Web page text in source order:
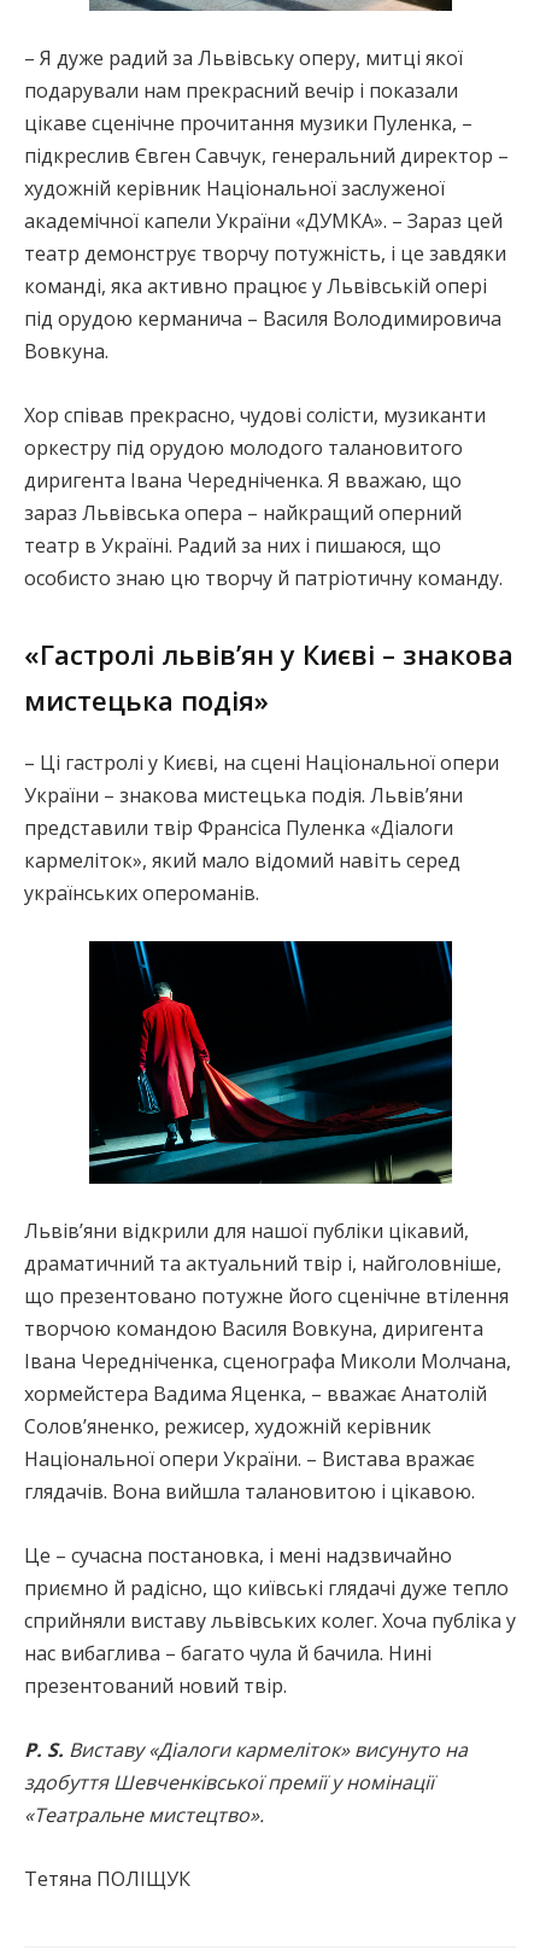
– Я дуже радий за Львівську оперу, митці якої
подарували нам прекрасний вечір і показали
цікаве сценічне прочитання музики Пуленка, –
підкреслив Євген Савчук, генеральний директор –
художній керівник Національної заслуженої
академічної капели України «ДУМКА». – Зараз цей
театр демонструє творчу потужність, і це завдяки
команді, яка активно працює у Львівській опері
під орудою керманича – Василя Володимировича
Вовкуна.
Хор співав прекрасно, чудові солісти, музиканти
оркестру під орудою молодого талановитого
диригента Івана Чередніченка. Я вважаю, що
зараз Львівська опера – найкращий оперний
театр в Україні. Радий за них і пишаюся, що
особисто знаю цю творчу й патріотичну команду.
«Гастролі львів’ян у Києві – знакова
мистецька подія»
– Ці гастролі у Києві, на сцені Національної опери
України – знакова мистецька подія. Львів’яни
представили твір Франсіса Пуленка «Діалоги
кармеліток», який мало відомий навіть серед
українських опероманів.
Львів’яни відкрили для нашої публіки цікавий,
драматичний та актуальний твір і, найголовніше,
що презентовано потужне його сценічне втілення
творчою командою Василя Вовкуна, диригента
Івана Чередніченка, сценографа Миколи Молчана,
хормейстера Вадима Яценка, – вважає Анатолій
Солов’яненко, режисер, художній керівник
Національної опери України. – Вистава вражає
глядачів. Вона вийшла талановитою і цікавою.
Це – сучасна постановка, і мені надзвичайно
приємно й радісно, що київські глядачі дуже тепло
сприйняли виставу львівських колег. Хоча публіка у
нас вибаглива – багато чула й бачила. Нині
презентований новий твір.
Р. S. Виставу «Діалоги кармеліток» висунуто на
здобуття Шевченківської премії у номінації
«Театральне мистецтво».
Тетяна ПОЛІЩУК